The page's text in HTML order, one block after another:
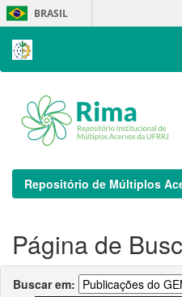
Skip
navigation
BRASIL
Repositório de Múltiplos
Página de
Buscar em: